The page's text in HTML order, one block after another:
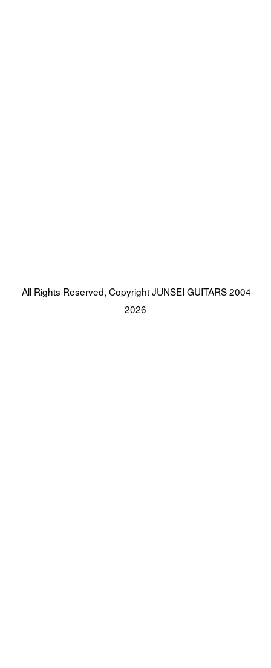
All Rights Reserved, Copyright JUNSEI GUITARS 2004-
2026